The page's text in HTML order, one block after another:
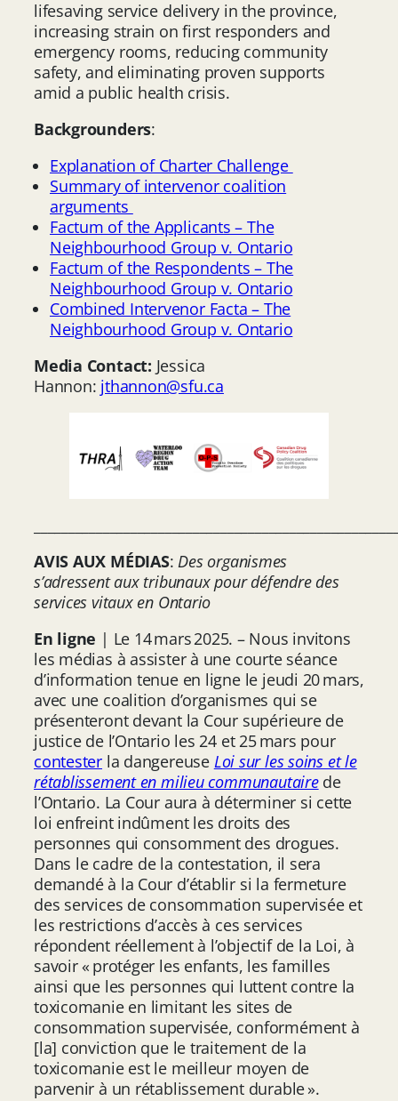
lifesaving service delivery in the province,
increasing strain on first responders and
emergency rooms, reducing community
safety, and eliminating proven supports
amid a public health crisis.
Backgrounders:
Explanation of Charter Challenge
Summary of intervenor coalition
arguments
Factum of the Applicants – The
Neighbourhood Group v. Ontario
Factum of the Respondents – The
Neighbourhood Group v. Ontario
Combined Intervenor Facta – The
Neighbourhood Group v. Ontario
Media Contact: Jessica
Hannon: jthannon@sfu.ca
AVIS AUX MÉDIAS:Des organismes
s’adressent aux tribunaux pour défendre des
services vitaux en Ontario
En ligne | Le 14 mars 2025. – Nous invitons
les médias à assister à une courte séance
d’information tenue en ligne le jeudi 20 mars,
avec une coalition d’organismes qui se
présenteront devant la Cour supérieure de
justice de l’Ontario les 24 et 25 mars pour
contester la dangereuse Loi sur les soins et le
rétablissement en milieu communautairede
l’Ontario. La Cour aura à déterminer si cette
loi enfreint indûment les droits des
personnes qui consomment des drogues.
Dans le cadre de la contestation, il sera
demandé à la Cour d’établir si la fermeture
des services de consommation supervisée et
les restrictions d’accès à ces services
répondent réellement à l’objectif de la Loi, à
savoir « protéger les enfants, les familles
ainsi que les personnes qui luttent contre la
toxicomanie en limitant les sites de
consommation supervisée, conformément à
[la] conviction que le traitement de la
toxicomanie est le meilleur moyen de
parvenir à un rétablissement durable ».